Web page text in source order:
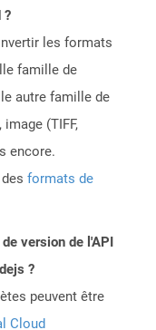
?
les formats
famille de
autre famille de
image (TIFF,
encore.
formats de
version de l'API
?
peuvent être
Cloud